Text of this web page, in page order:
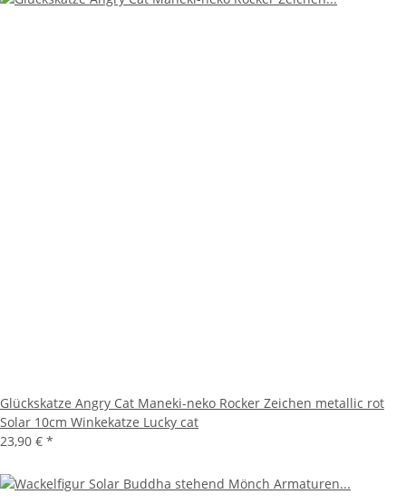
Glückskatze Angry Cat Maneki-neko Rocker Zeichen metallic rot
Solar 10cm Winkekatze Lucky cat
23,90 € *